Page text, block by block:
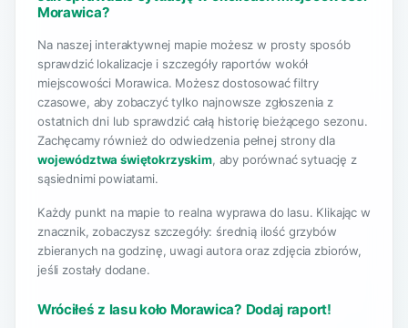
Morawica?
Na naszej interaktywnej mapie możesz w prosty sposób
sprawdzić lokalizacje i szczegóły raportów wokół
miejscowości Morawica. Możesz dostosować filtry
czasowe, aby zobaczyć tylko najnowsze zgłoszenia z
ostatnich dni lub sprawdzić całą historię bieżącego sezonu.
Zachęcamy również do odwiedzenia pełnej strony dla
województwa świętokrzyskim, aby porównać sytuację z
sąsiednimi powiatami.
Każdy punkt na mapie to realna wyprawa do lasu. Klikając w
znacznik, zobaczysz szczegóły: średnią ilość grzybów
zbieranych na godzinę, uwagi autora oraz zdjęcia zbiorów,
jeśli zostały dodane.
Wróciłeś z lasu koło Morawica? Dodaj raport!